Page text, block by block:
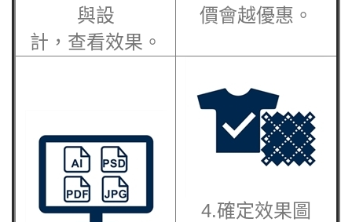
與設
計，查看效果。
價會越優惠。
4.確定效果圖